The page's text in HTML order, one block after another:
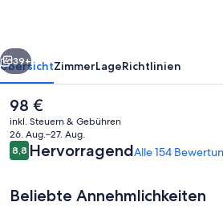
Weiter
39+
ÜbersichtZimmerLageRichtlinien
Der
aktuelle
Preis
beträgt
98 €.
98 €
inkl. Steuern & Gebühren
26. Aug.–27. Aug.
Bewertungen
8,88,8 von 10.
HervorragendAlle 154
Beliebte Annehmlichkeiten